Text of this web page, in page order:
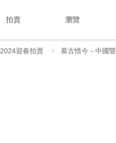
拍賣 瀏覽
2024迎春拍賣 慕古惜今－中國